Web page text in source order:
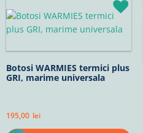
Botosi WARMIES termici plus
GRI, marime universala
195,00 lei